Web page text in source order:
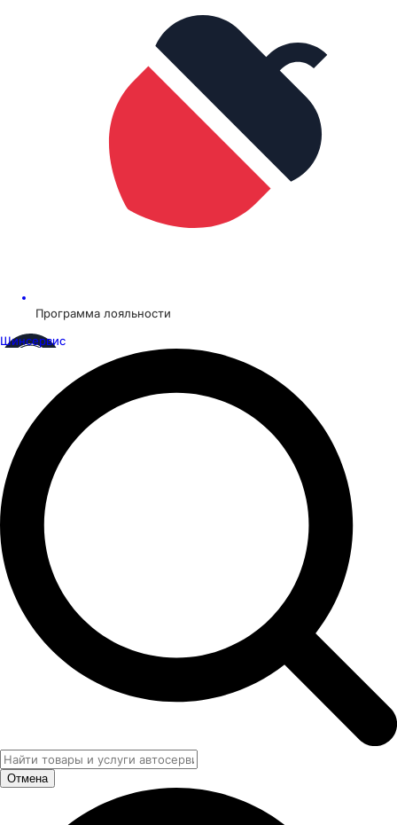
Программа лояльности
Шинсервис
Отмена